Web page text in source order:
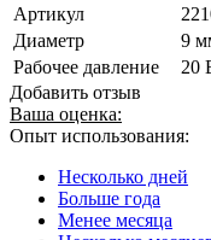
Артикул
Диаметр
9
Рабочее давление
20
Добавить отзыв
Ваша оценка:
Опыт использования:
Несколько дней
Больше года
Менее месяца